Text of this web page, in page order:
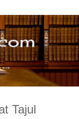
Tajul